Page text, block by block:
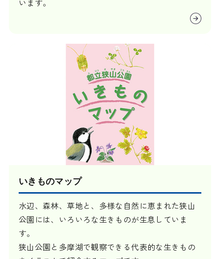
います。
いきものマップ
水辺、森林、草地と、多様な自然に恵まれた狭山
公園には、いろいろな生きものが生息していま
す。
狭山公園と多摩湖で観察できる代表的な生きもの